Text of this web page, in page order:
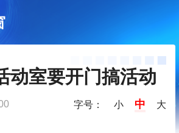
动室要开门搞活动
字号： 小 中 大